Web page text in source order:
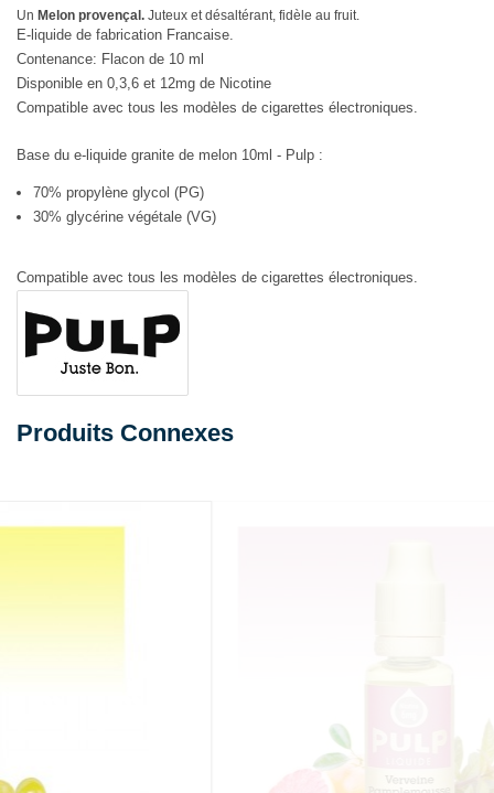
Un Melon provençal. Juteux et désaltérant, fidèle au fruit.
E-liquide de fabrication Francaise.
Contenance: Flacon de 10 ml
Disponible en 0,3,6 et 12mg de Nicotine
Compatible avec tous les modèles de cigarettes électroniques.
Base du e-liquide granite de melon 10ml - Pulp :
70% propylène glycol (PG)
30% glycérine végétale (VG)
Compatible avec tous les modèles de cigarettes électroniques.
Produits Connexes